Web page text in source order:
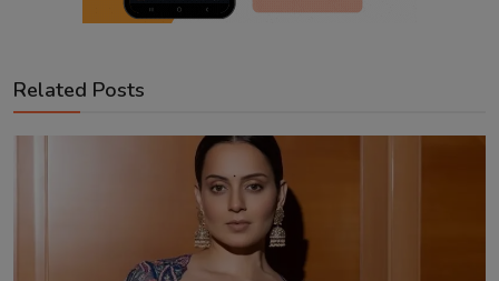
Related Posts